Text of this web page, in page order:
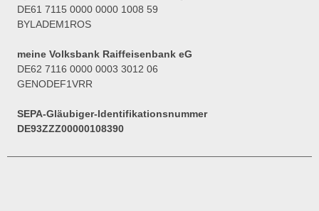
DE61 7115 0000 0000 1008 59
BYLADEM1ROS
meine Volksbank Raiffeisenbank eG
DE62 7116 0000 0003 3012 06
GENODEF1VRR
SEPA-Gläubiger-Identifikationsnummer
DE93ZZZ00000108390